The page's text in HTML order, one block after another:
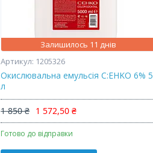
Залишилось 11 днів
1205326
Окислювальна емульсія C:EHKO 6% 5
л
1 850 ₴ 1 572,50 ₴
Готово до відправки